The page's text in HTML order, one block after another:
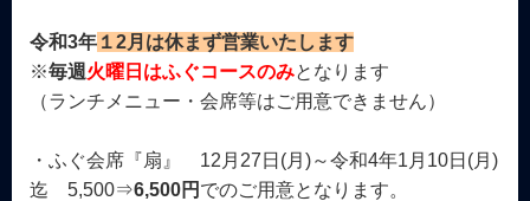
令和3年 １2月は休まず営業いたします
※毎週 火曜日はふぐコースのみとなります
（ランチメニュー・会席等はご用意できません）
・ふぐ会席『扇』 12月27日(月)～令和4年1月10日(月)
迄 5,500⇒6,500円 でのご用意となります。